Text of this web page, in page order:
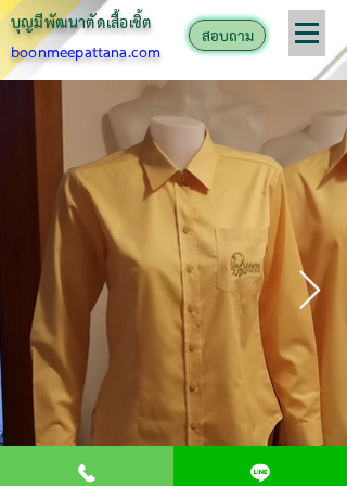
บุญมีพัฒนาตัดเสื้อเชิ้ต
boonmeepattana.com
สอบถาม